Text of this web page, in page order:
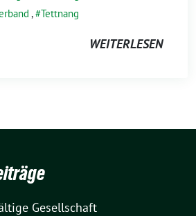
, Tettnang
WEITERLESEN
Gesellschaft